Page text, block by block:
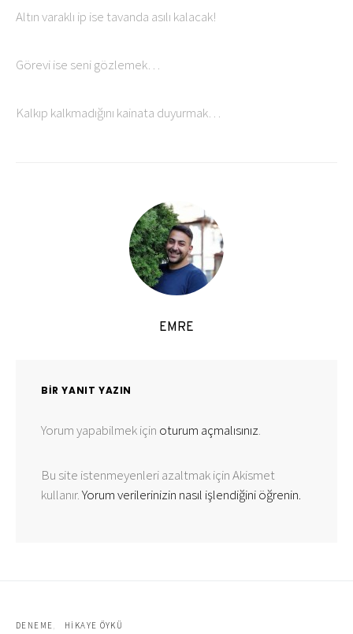
Altın varaklı ip ise tavanda asılı kalacak!
Görevi ise seni gözlemek…
Kalkıp kalkmadığını kainata duyurmak…
EMRE
BIR YANIT YAZIN
Yorum yapabilmek için oturum açmalısınız.
Bu site istenmeyenleri azaltmak için Akismet
kullanır.Yorum verilerinizin nasıl işlendiğini öğrenin.
DENEME HIKAYE ÖYKÜ